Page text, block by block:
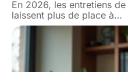
En 2026, les entretiens
laissent plus de place à…